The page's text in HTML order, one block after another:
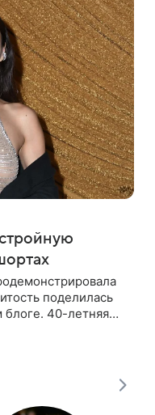
поделилась
блоге. 40-летняя